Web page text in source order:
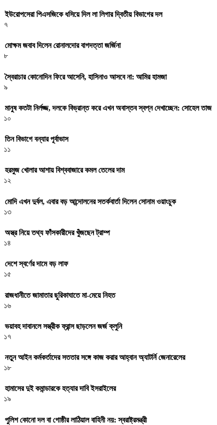
ইউরোপসেরা পিএসজিকে ধসিয়ে দিল লা লিগার দ্বিতীয় বিভাগের দল
৭
মোক্ষম জবাব দিলেন রোনালদোর বাগদত্তা জর্জিনা
৮
স্বৈরাচার কোনোদিন ফিরে আসেনি, হাসিনাও আসবে না: আমির হামজা
৯
মানুষ কতটা নির্লজ্জ, দলকে বিভ্রান্ত করে এখন অবাস্তব স্বপ্ন দেখাচ্ছেন: সোহেল তাজ
১০
তিন বিভাগে বন্যার পূর্বাভাস
১১
হরমুজ খোলার আশায় বিশ্ববাজারে কমল তেলের দাম
১২
মোদি এখন দুর্বল, এবার বড় আন্দোলনের সতর্কবার্তা দিলেন সোনাম ওয়াংচুক
১৩
অস্ত্র নিয়ে তথ্য ফাঁসকারীদের খুঁজছেন ট্রাম্প
১৪
দেশে স্বর্ণের দামে বড় লাফ
১৫
রাজধানীতে জামাতার ছুরিকাঘাতে মা-মেয়ে নিহত
১৬
ভয়াবহ দাবানলে সস্ত্রীক ফ্রান্স ছাড়লেন জর্জ ক্লুনি
১৭
নতুন আইন কর্মকর্তাদের সততার সঙ্গে কাজ করার আহ্বান অ্যাটর্নি জেনারেলের
১৮
হামাসের দুই কমান্ডারকে হত্যার দাবি ইসরাইলের
১৯
পুলিশ কোনো দল বা গোষ্ঠীর লাঠিয়াল বাহিনী নয়: স্বরাষ্ট্রমন্ত্রী